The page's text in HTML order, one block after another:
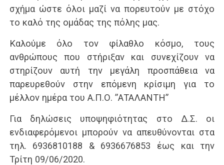
σχήμα ώστε όλοι μαζί να πορευτούν με στόχο
το καλό της ομάδας της πόλης μας.
Καλούμε όλο τον φίλαθλο κόσμο, τους
ανθρώπους που στήριξαν και συνεχίζουν να
στηρίζουν αυτή την μεγάλη προσπάθεια να
παρευρεθούν στην επόμενη κρίσιμη για το
μέλλον ημέρα του Α.Π.Ο. ”ΑΤΑΛΑΝΤΗ”
Για δηλώσεις υποψηφιότητας στο Δ.Σ. οι
ενδιαφερόμενοι μπορούν να απευθύνονται στα
τηλ. 6936810188 & 6936676853 έως και την
Τρίτη 09/06/2020.